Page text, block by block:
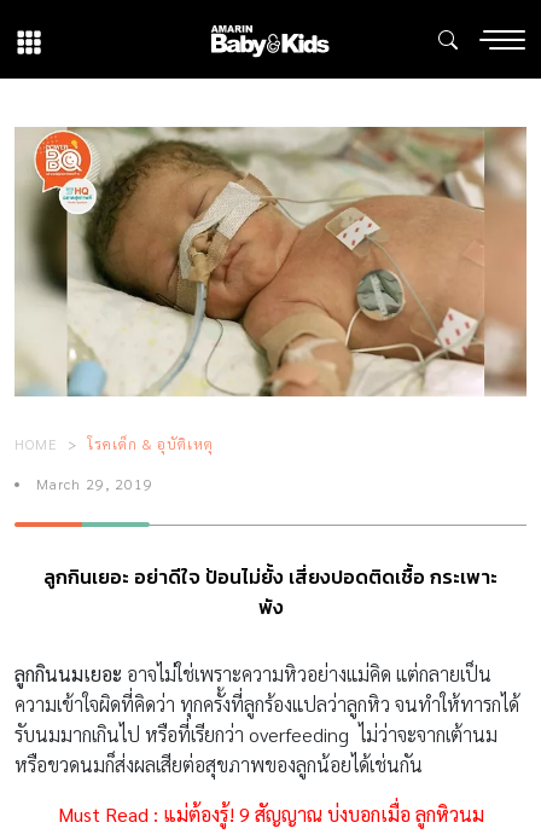
HOME โรคเด็ก & อุบัติเหตุ
March 29, 2019
ลูกกินเยอะ อย่าดีใจ ป้อนไม่ยั้ง เสี่ยงปอดติดเชื้อ กระเพาะ
พัง
ลูกกินนมเยอะ อาจไม่ใช่เพราะความหิวอย่างแม่คิด แต่กลายเป็น
ความเข้าใจผิดที่คิดว่า ทุกครั้งที่ลูกร้องแปลว่าลูกหิว จนทำให้ทารกได้
รับนมมากเกินไป หรือที่เรียกว่า overfeeding ไม่ว่าจะจากเต้านม
หรือขวดนมก็ส่งผลเสียต่อสุขภาพของลูกน้อยได้เช่นกัน
Must Read : แม่ต้องรู้! 9 สัญญาณ บ่งบอกเมื่อ ลูกหิวนม